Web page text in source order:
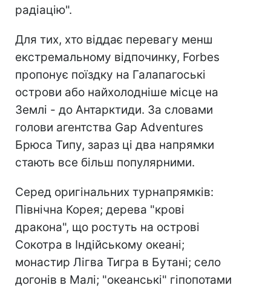
радіацію".
Для тих, хто віддає перевагу менш
екстремальному відпочинку, Forbes
пропонує поїздку на Галапагоські
острови або найхолодніше місце на
Землі - до Антарктиди. За словами
голови агентства Gap Adventures
Брюса Типу, зараз ці два напрямки
стають все більш популярними.
Серед оригінальних турнапрямків:
Північна Корея; дерева "крові
дракона", що ростуть на острові
Сокотра в Індійському океані;
монастир Лігва Тигра в Бутані; село
догонів в Малі; "океанські" гіпопотами